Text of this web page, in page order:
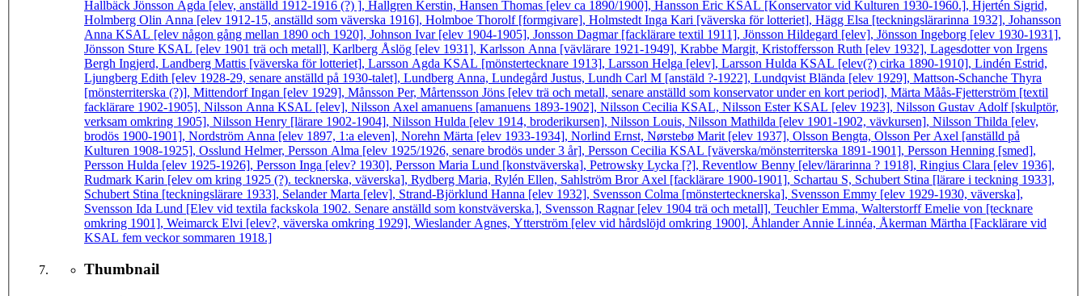
Hallbäck Jönsson Agda [elev, anställd 1912-1916 (?) ], Hallgren Kerstin, Hansen Thomas [elev ca 1890/1900], Hansson Eric KSAL [Konservator vid Kulturen 1930-1960.], Hjertén Sigrid,
Holmberg Olin Anna [elev 1912-15, anställd som väverska 1916], Holmboe Thorolf [formgivare], Holmstedt Inga Kari [väverska för lotteriet], Hägg Elsa [teckningslärarinna 1932], Johansson
Anna KSAL [elev någon gång mellan 1890 och 1920], Johnson Ivar [elev 1904-1905], Jonsson Dagmar [facklärare textil 1911], Jönsson Hildegard [elev], Jönsson Ingeborg [elev 1930-1931],
Jönsson Sture KSAL [elev 1901 trä och metall], Karlberg Åslög [elev 1931], Karlsson Anna [vävlärare 1921-1949], Krabbe Margit, Kristoffersson Ruth [elev 1932], Lagesdotter von Irgens
Bergh Ingjerd, Landberg Mattis [väverska för lotteriet], Larsson Agda KSAL [mönstertecknare 1913], Larsson Helga [elev], Larsson Hulda KSAL [elev(?) cirka 1890-1910], Lindén Estrid,
Ljungberg Edith [elev 1928-29, senare anställd på 1930-talet], Lundberg Anna, Lundegård Justus, Lundh Carl M [anstäld ?-1922], Lundqvist Blända [elev 1929], Mattson-Schanche Thyra
[mönsterriterska (?)], Mittendorf Ingan [elev 1929], Månsson Per, Mårtensson Jöns [elev trä och metall, senare anställd som konservator under en kort period], Märta Måås-Fjetterström [textil
facklärare 1902-1905], Nilsson Anna KSAL [elev], Nilsson Axel amanuens [amanuens 1893-1902], Nilsson Cecilia KSAL, Nilsson Ester KSAL [elev 1923], Nilsson Gustav Adolf [skulptör,
verksam omkring 1905], Nilsson Henry [lärare 1902-1904], Nilsson Hulda [elev 1914, broderikursen], Nilsson Louis, Nilsson Mathilda [elev 1901-1902, vävkursen], Nilsson Thilda [elev,
brodös 1900-1901], Nordström Anna [elev 1897, 1:a eleven], Norehn Märta [elev 1933-1934], Norlind Ernst, Nørstebø Marit [elev 1937], Olsson Bengta, Olsson Per Axel [anställd på
Kulturen 1908-1925], Osslund Helmer, Persson Alma [elev 1925/1926, senare brodös under 3 år], Persson Cecilia KSAL [väverska/mönsterriterska 1891-1901], Persson Henning [smed],
Persson Hulda [elev 1925-1926], Persson Inga [elev? 1930], Persson Maria Lund [konstväverska], Petrowsky Lycka [?], Reventlow Benny [elev/lärarinna ? 1918], Ringius Clara [elev 1936],
Rudmark Karin [elev om kring 1925 (?). tecknerska, väverska], Rydberg Maria, Rylén Ellen, Sahlström Bror Axel [facklärare 1900-1901], Schartau S, Schubert Stina [lärare i teckning 1933],
Schubert Stina [teckningslärare 1933], Selander Marta [elev], Strand-Björklund Hanna [elev 1932], Svensson Colma [mönstertecknerska], Svensson Emmy [elev 1929-1930, väverska],
Svensson Ida Lund [Elev vid textila fackskola 1902. Senare anställd som konstväverska.], Svensson Ragnar [elev 1904 trä och metall], Teuchler Emma, Walterstorff Emelie von [tecknare
omkring 1901], Weimarck Elvi [elev?, väverska omkring 1929], Wieslander Agnes, Ytterström [elev vid hårdslöjd omkring 1900], Åhlander Annie Linnéa, Åkerman Märtha [Facklärare vid
KSAL fem veckor sommaren 1918.]
Thumbnail